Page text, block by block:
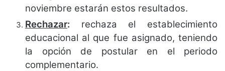
noviembre estarán estos resultados.
Rechazar: rechaza el establecimiento
educacional al que fue asignado, teniendo
la opción de postular en el periodo
complementario.